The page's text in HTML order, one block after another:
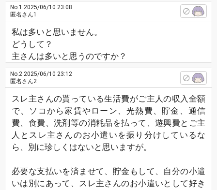
No.1 2025/06/10 23:08
匿名さん1
私は多いと思いません。
どうして？
主さんは多いと思うのですか？
No.2 2025/06/10 23:12
匿名さん2
スレ主さんの貰っている生活費がご主人の収入全額
で、ソコから家賃やローン、光熱費、貯金、通信
費、食費、洗剤等の消耗品を払って、遊興費とご主
人とスレ主さんのお小遣いを振り分けしているな
ら、別に珍しくはないと思いますが。
必要な支払いを済ませて、貯金もして、自分の小遣
いは別にあって、スレ主さんのお小遣いとして好き